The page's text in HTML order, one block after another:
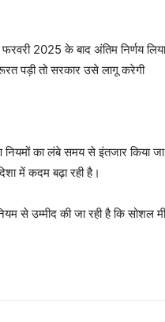
फरवरी 2025 के बाद अंतिम निर्णय
पड़ी तो सरकार उसे लागू करेगी
नियमों का लंबे समय से इंतजार
में कदम बढ़ा रही है।
से उम्मीद की जा रही है कि सोशल